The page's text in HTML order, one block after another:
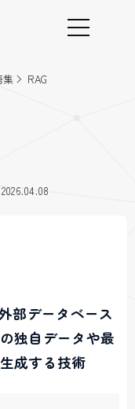
集 RAG
部データベース
独自データや最
成する技術